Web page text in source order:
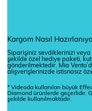
Kargom Nasıl
Siparişiniz sevdiklerinizi
şekilde özel hediye paketi,
gönderilmektedir. Mia
alışverişlerinizde istisnasız
* Videoda kullanılan büyük
Diamond ürünlerde geçerlidir.
şekilde kullanılmaktadır.